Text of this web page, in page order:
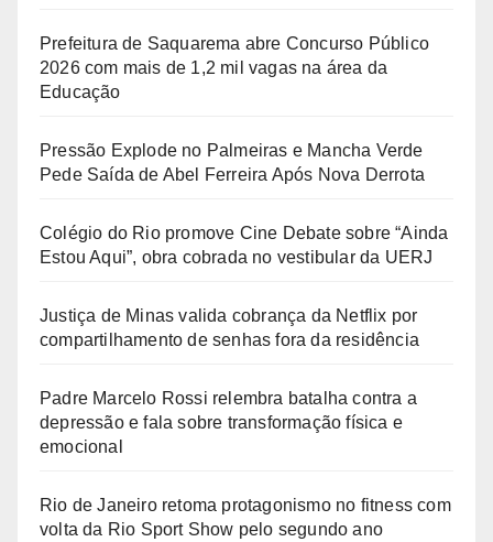
Prefeitura de Saquarema abre Concurso Público
2026 com mais de 1,2 mil vagas na área da
Educação
Pressão Explode no Palmeiras e Mancha Verde
Pede Saída de Abel Ferreira Após Nova Derrota
Colégio do Rio promove Cine Debate sobre “Ainda
Estou Aqui”, obra cobrada no vestibular da UERJ
Justiça de Minas valida cobrança da Netflix por
compartilhamento de senhas fora da residência
Padre Marcelo Rossi relembra batalha contra a
depressão e fala sobre transformação física e
emocional
Rio de Janeiro retoma protagonismo no fitness com
volta da Rio Sport Show pelo segundo ano